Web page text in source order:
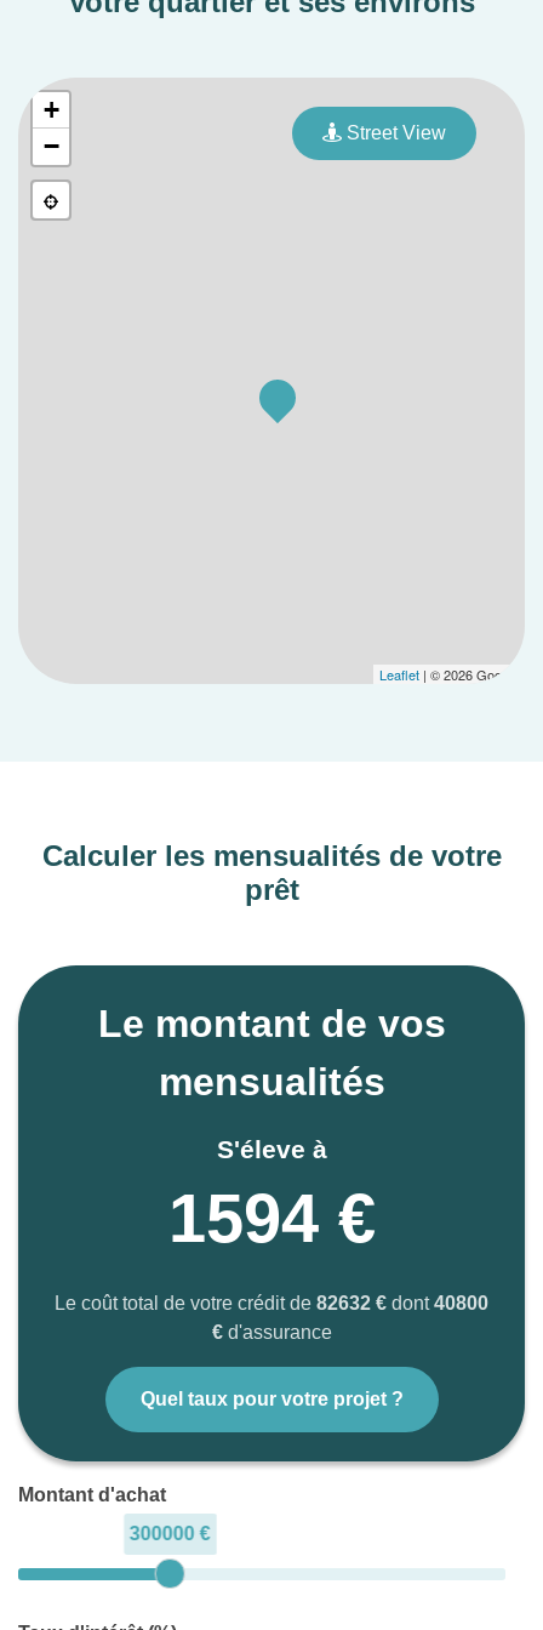
+
−
Leaflet | © 2026 Google
Street View
Calculer les mensualités de votre
prêt
Le montant de vos
mensualités
S'éleve à
1594 €
Le coût total de votre crédit de 82632 € dont40800
€d'assurance
Quel taux pour votre projet ?
Montant d'achat
300000 €